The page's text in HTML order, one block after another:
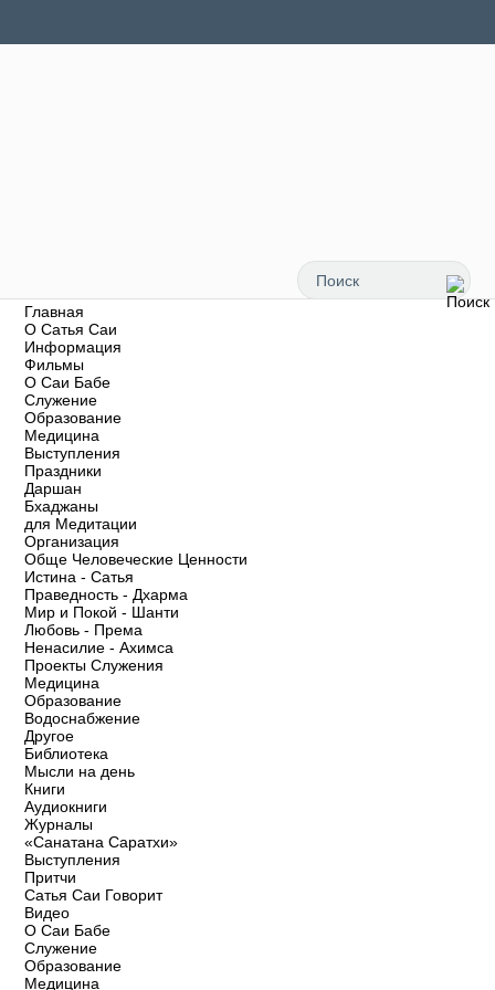
Главная
О Сатья Саи
Информация
Фильмы
О Саи Бабе
Служение
Образование
Медицина
Выступления
Праздники
Даршан
Бхаджаны
для Медитации
Организация
Обще Человеческие Ценности
Истина - Сатья
Праведность - Дхарма
Мир и Покой - Шанти
Любовь - Према
Ненасилие - Ахимса
Проекты Служения
Медицина
Образование
Водоснабжение
Другое
Библиотека
Мысли на день
Книги
Аудиокниги
Журналы
«Санатана Саратхи»
Выступления
Притчи
Сатья Саи Говорит
Видео
О Саи Бабе
Служение
Образование
Медицина